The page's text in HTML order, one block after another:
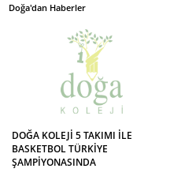
Doğa'dan Haberler
DOĞA KOLEJİ 5 TAKIMI İLE
BASKETBOL TÜRKİYE
ŞAMPİYONASINDA